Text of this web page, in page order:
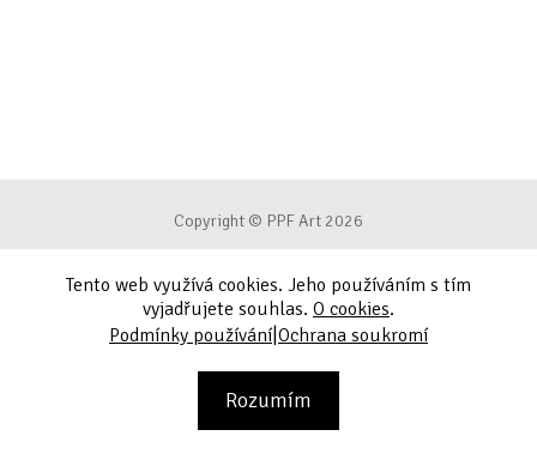
Copyright © PPF Art 2026
Podmínky používání
Ochrana soukromí
Tento web využívá cookies. Jeho používáním s tím
vyjadřujete souhlas. O cookies.
Podmínky používání|Ochrana soukromí
Rozumím